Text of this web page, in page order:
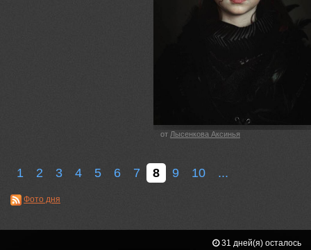
от Лысенкова Аксинья
1 2 3 4 5 6 7 8 9 10 ...
Фото дня
31 дней(я) осталось